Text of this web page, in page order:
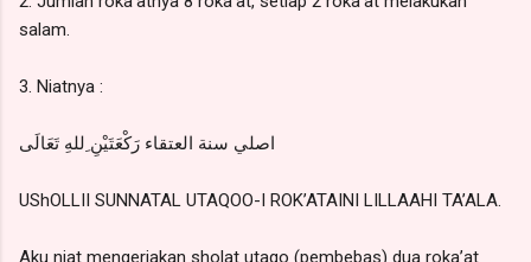
salam.
3. Niatnya :
اصلي سنة العتقاء رَكْعَتَيْنِ ِللهِ تَعَالَى
UShOLLII SUNNATAL UTAQOO-I ROK’ATAINI LILLAAHI TA’ALA.
Aku niat mengerjakan sholat utaqo (pembebas) dua roka’at